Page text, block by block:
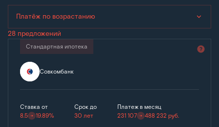
Платёж по возрастанию
28 предложений
Стандартная ипотека
Совкомбанк
Ставка от
8.5
19.89%
Срок до
30 лет
Платеж в месяц
231 107
488 232 руб.